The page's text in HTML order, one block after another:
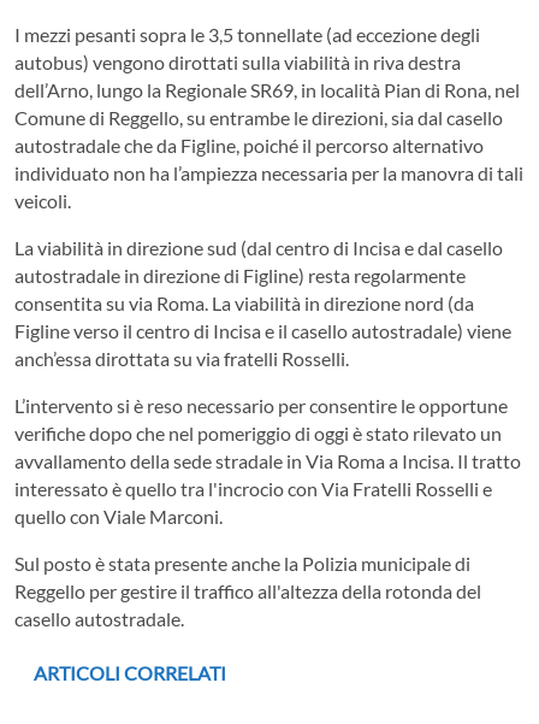
I mezzi pesanti sopra le 3,5 tonnellate (ad eccezione degli
autobus) vengono dirottati sulla viabilità in riva destra
dell’Arno, lungo la Regionale SR69, in località Pian di Rona, nel
Comune di Reggello, su entrambe le direzioni, sia dal casello
autostradale che da Figline, poiché il percorso alternativo
individuato non ha l’ampiezza necessaria per la manovra di tali
veicoli.
La viabilità in direzione sud (dal centro di Incisa e dal casello
autostradale in direzione di Figline) resta regolarmente
consentita su via Roma. La viabilità in direzione nord (da
Figline verso il centro di Incisa e il casello autostradale) viene
anch’essa dirottata su via fratelli Rosselli.
L’intervento si è reso necessario per consentire le opportune
verifiche dopo che nel pomeriggio di oggi è stato rilevato un
avvallamento della sede stradale in Via Roma a Incisa. Il tratto
interessato è quello tra l'incrocio con Via Fratelli Rosselli e
quello con Viale Marconi.
Sul posto è stata presente anche la Polizia municipale di
Reggello per gestire il traffico all'altezza della rotonda del
casello autostradale.
ARTICOLI CORRELATI